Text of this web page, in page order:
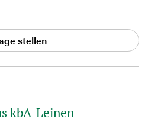
kbA-Leinen
stellen